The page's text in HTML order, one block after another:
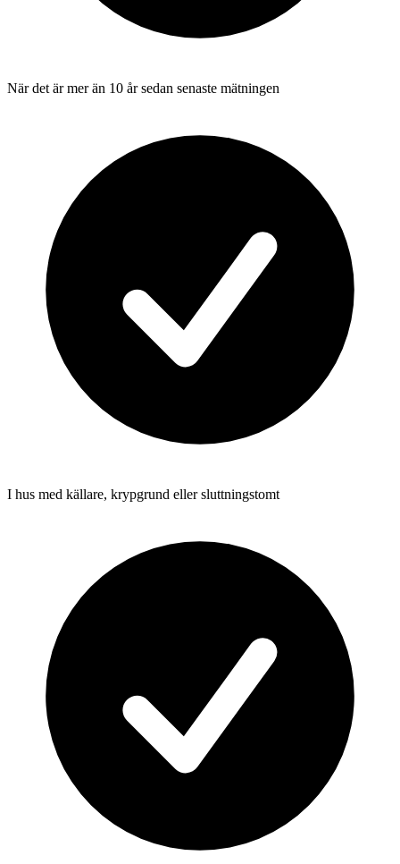
När det är mer än 10 år sedan senaste mätningen
I hus med källare, krypgrund eller sluttningstomt